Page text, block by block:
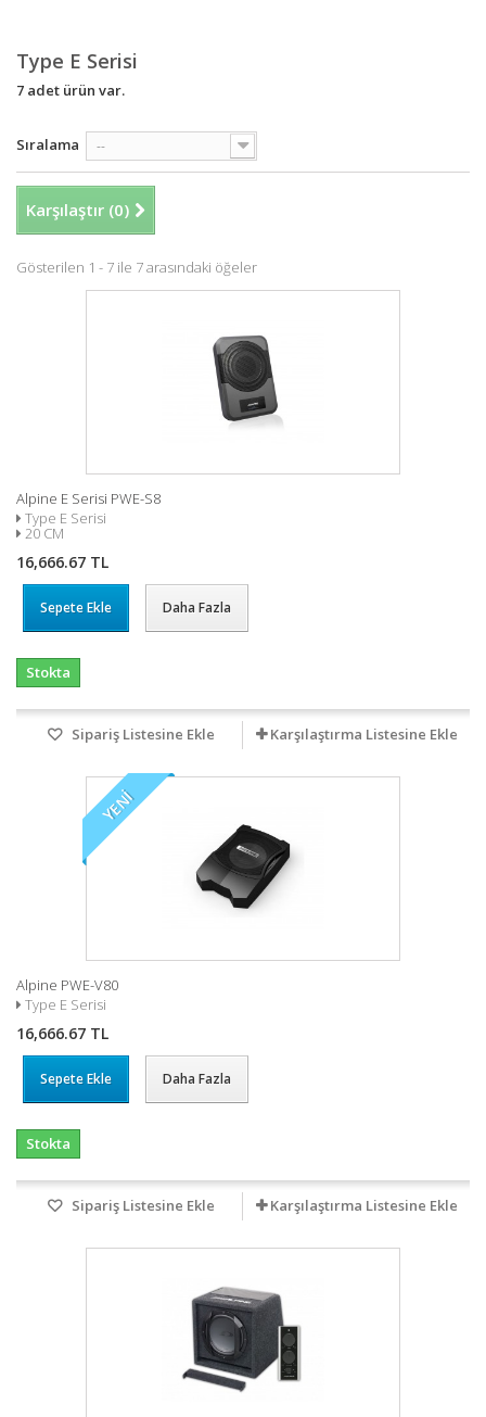
Type E Serisi
7 adet ürün var.
Sıralama --
Karşılaştır (0)
Gösterilen 1 - 7 ile 7 arasındaki öğeler
Alpine E Serisi PWE-S8
Type E Serisi
20 CM
16,666.67 TL
Sepete Ekle Daha Fazla
Stokta
Sipariş Listesine Ekle Karşılaştırma Listesine Ekle
YENI
Alpine PWE-V80
Type E Serisi
16,666.67 TL
Sepete Ekle Daha Fazla
Stokta
Sipariş Listesine Ekle Karşılaştırma Listesine Ekle